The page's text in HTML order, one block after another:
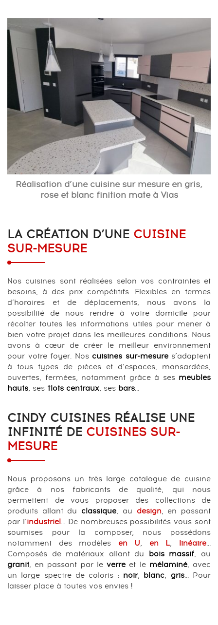
Réalisation d’une cuisine sur mesure en gris,
rose et blanc finition mate à Vias
LA CRÉATION D’UNE CUISINE
SUR-MESURE
Nos cuisines sont réalisées selon vos contraintes et
besoins, à des prix compétitifs. Flexibles en termes
d’horaires et de déplacements, nous avons la
possibilité de nous rendre à votre domicile pour
récolter toutes les informations utiles pour mener à
bien votre projet dans les meilleures conditions. Nous
avons à cœur de créer le meilleur environnement
pour votre foyer. Nos cuisines sur-mesures’adaptent
à tous types de pièces et d’espaces, mansardées,
ouvertes, fermées, notamment grâce à ses meubles
hauts, ses îlots centraux, ses bars…
CINDY CUISINES RÉALISE UNE
INFINITÉ DE CUISINES SUR-
MESURE
Nous proposons un très large catalogue de cuisine
grâce à nos fabricants de qualité, qui nous
permettent de vous proposer des collections de
produits allant du classique, au design, en passant
par l’industriel… De nombreuses possibilités vous sont
soumises pour la composer, nous possédons
notamment des modèles en U, en L, linéaire…
Composés de matériaux allant du bois massif, au
granit, en passant par leverre et le mélaminé, avec
un large spectre de coloris : noir, blanc, gris… Pour
laisser place à toutes vos envies !